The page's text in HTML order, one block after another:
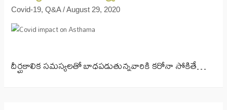
Covid-19,Q&A/August 29, 2020
దీర్ఘకాలిక సమస్యలతో బాధపడుతున్నవారికి కరోనా సోకితే…